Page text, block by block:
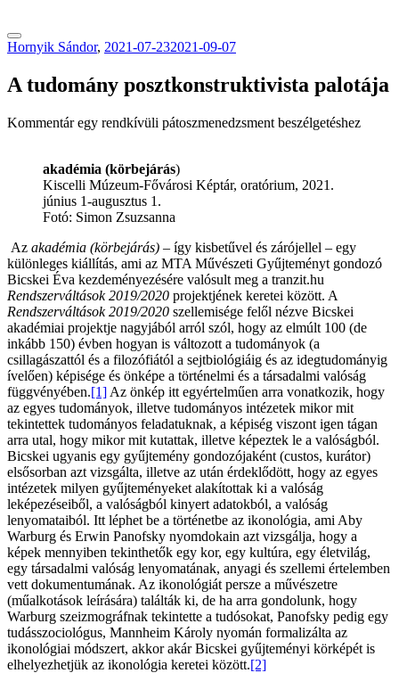
Hornyik Sándor, 2021-07-232021-09-07
A tudomány posztkonstruktivista palotája
Kommentár egy rendkívüli pátoszmenedzsment beszélgetéshez
akadémia (körbejárás)
Kiscelli Múzeum-Fővárosi Képtár, oratórium, 2021.
június 1-augusztus 1.
Fotó: Simon Zsuzsanna
Az akadémia (körbejárás) – így kisbetűvel és zárójellel – egy
különleges kiállítás, ami az MTA Művészeti Gyűjteményt gondozó
Bicskei Éva kezdeményezésére valósult meg a tranzit.hu
Rendszerváltások 2019/2020 projektjének keretei között. A
Rendszerváltások 2019/2020 szellemisége felől nézve Bicskei
akadémiai projektje nagyjából arról szól, hogy az elmúlt 100 (de
inkább 150) évben hogyan is változott a tudományok (a
csillagászattól és a filozófiától a sejtbiológiáig és az idegtudományig
ívelően) képisége és önképe a történelmi és a társadalmi valóság
függvényében.[1] Az önkép itt egyértelműen arra vonatkozik, hogy
az egyes tudományok, illetve tudományos intézetek mikor mit
tekintettek tudományos feladatuknak, a képiség viszont igen tágan
arra utal, hogy mikor mit kutattak, illetve képeztek le a valóságból.
Bicskei ugyanis egy gyűjtemény gondozójaként (custos, kurátor)
elsősorban azt vizsgálta, illetve az után érdeklődött, hogy az egyes
intézetek milyen gyűjteményeket alakítottak ki a valóság
leképezéseiből, a valóságból kinyert adatokból, a valóság
lenyomataiból. Itt léphet be a történetbe az ikonológia, ami Aby
Warburg és Erwin Panofsky nyomdokain azt vizsgálja, hogy a
képek mennyiben tekinthetők egy kor, egy kultúra, egy életvilág,
egy társadalmi valóság lenyomatának, anyagi és szellemi értelemben
vett dokumentumának. Az ikonológiát persze a művészetre
(műalkotások leírására) találták ki, de ha arra gondolunk, hogy
Warburg szeizmográfnak tekintette a tudósokat, Panofsky pedig egy
tudásszociológus, Mannheim Károly nyomán formalizálta az
ikonológiai módszert, akkor akár Bicskei gyűjteményi körképét is
elhelyezhetjük az ikonológia keretei között.[2]